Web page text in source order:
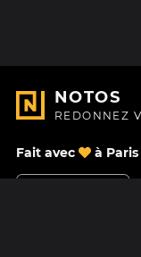
NOTOS
REDONNEZ
Fait avec à Paris